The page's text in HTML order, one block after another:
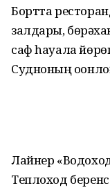
Бортта
залдары,
саф һауала
Судноның
Лайнер
Теплоход